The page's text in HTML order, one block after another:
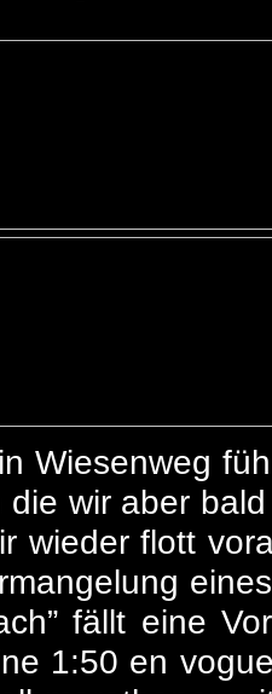
Wiesenweg
die wir aber
wieder flott
fällt eine
1:50 en